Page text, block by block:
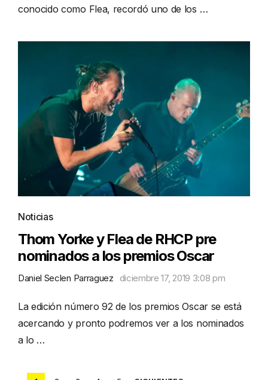
conocido como Flea, recordó uno de los …
Noticias
Thom Yorke y Flea de RHCP pre
nominados a los premios Oscar
Daniel Seclen Parraguez diciembre 17, 2019 3:08 pm
La edición número 92 de los premios Oscar se está
acercando y pronto podremos ver a los nominados
a lo …